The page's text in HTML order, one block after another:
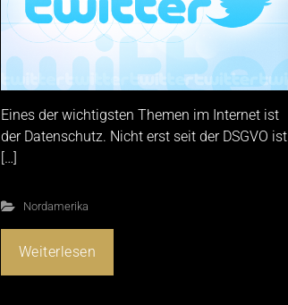
Eines der wichtigsten Themen im Internet ist
der Datenschutz. Nicht erst seit der DSGVO ist
[…]
Nordamerika
Weiterlesen